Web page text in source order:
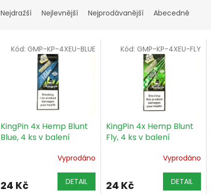
aNejdražší Nejlevnější Nejprodávanější Abecedně
o
dKingPin 4x Hemp Blunt
Blue, 4 ks v balení
Vyprodáno
24 Kč DETAIL
Kód: GMP-KP-4XEU-BLUE
KingPin 4x Hemp Blunt
Fly, 4 ks v balení
Vyprodáno
24 Kč DETAIL
Kód: GMP-KP-4XEU-FLY